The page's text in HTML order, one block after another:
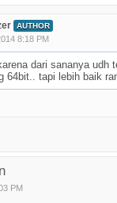
AUTHOR
8:18 PM
dari sananya udh
64bit.. tapi lebih baik
PM